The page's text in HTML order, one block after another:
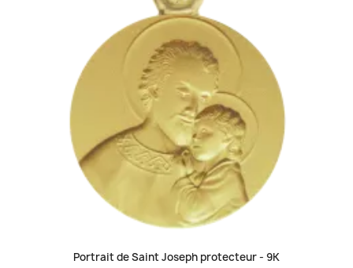
Portrait de Saint Joseph protecteur - 9K